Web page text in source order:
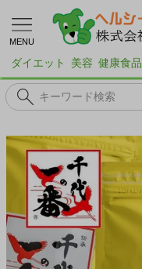
MENU
ダイエット 美容 健康食品